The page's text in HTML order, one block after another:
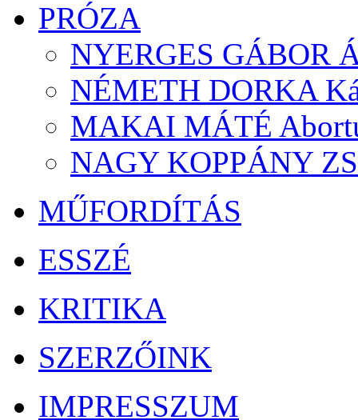
PRÓZA
NYERGES GÁBOR
NÉMETH DORKA
MAKAI MÁTÉ
NAGY KOPPÁNY
MŰFORDÍTÁS
ESSZÉ
KRITIKA
SZERZŐINK
IMPRESSZUM